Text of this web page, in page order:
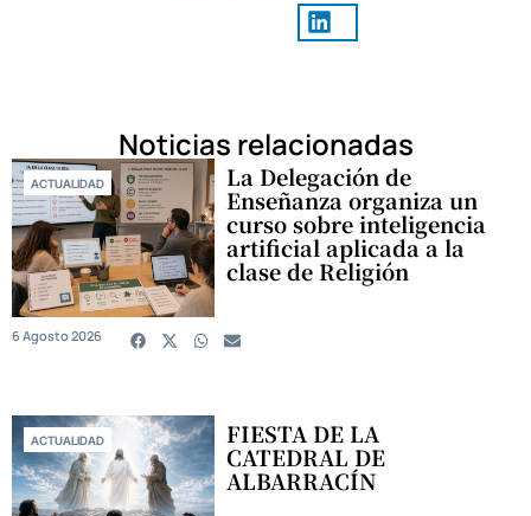
Noticias relacionadas
ACTUALIDAD La Delegación de
Enseñanza organiza un
curso sobre inteligencia
artificial aplicada a la
clase de Religión
6 Agosto 2026
ACTUALIDAD FIESTA DE LA
CATEDRAL DE
ALBARRACÍN